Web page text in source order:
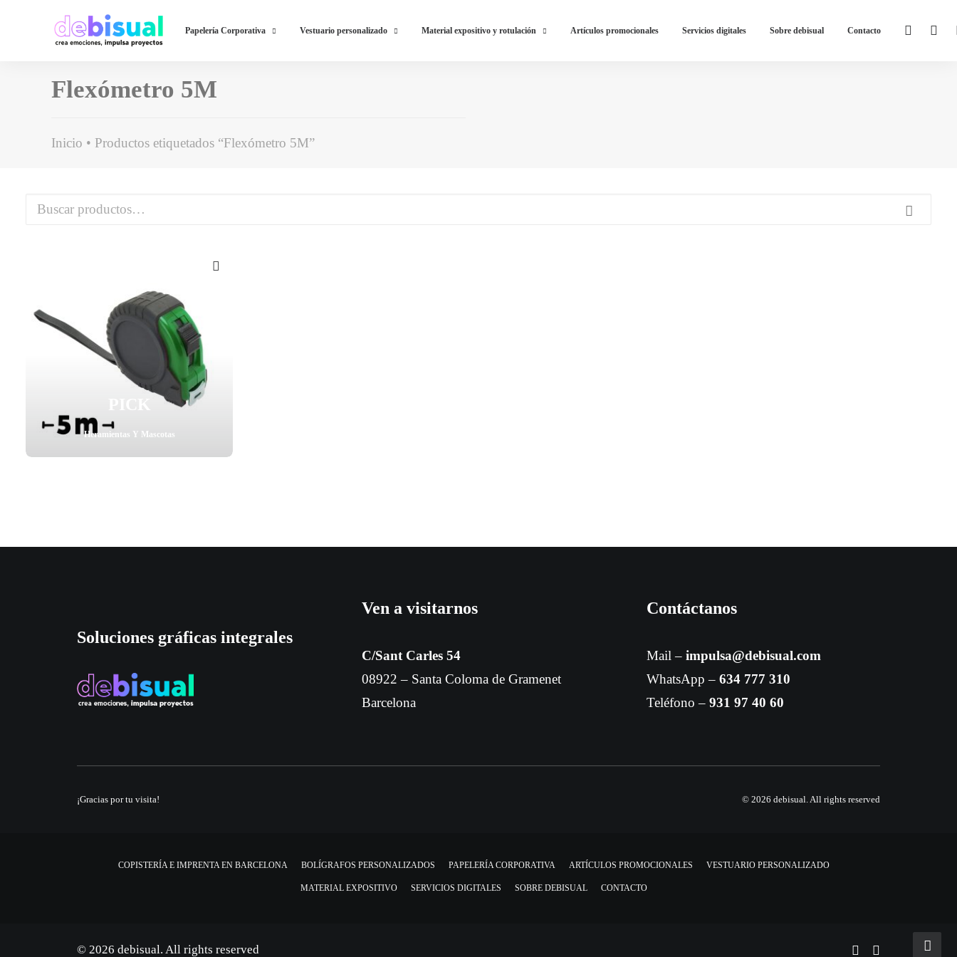
Papelería Corporativa Vestuario personalizado Material expositivo y rotulación Artículos promocionales Servicios digitales Sobre debisual Contacto
Flexómetro 5M
Inicio Productos etiquetados “Flexómetro 5M”
Buscar
Heramientas Y Mascotas
Soluciones gráficas integrales
Ven a visitarnos
C/Sant Carles 54
08922 – Santa Coloma de Gramenet
Barcelona
Contáctanos
Mail – impulsa@debisual.com
WhatsApp – 634 777 310
Teléfono – 931 97 40 60
¡Gracias por tu visita! © 2026 debisual.All rights reserved
COPISTERÍA E IMPRENTA EN BARCELONA BOLÍGRAFOS PERSONALIZADOS PAPELERÍA CORPORATIVA ARTÍCULOS PROMOCIONALES VESTUARIO PERSONALIZADO
MATERIAL EXPOSITIVO SERVICIOS DIGITALES SOBRE DEBISUAL CONTACTO
© 2026 debisual. All rights reserved